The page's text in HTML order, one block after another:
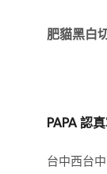
肥貓黑白
PAPA 認
台中西台